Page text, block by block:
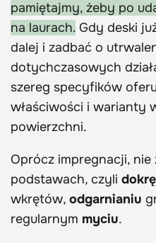
pamiętajmy, żeby po
na laurach. Gdy deski
dalej i zadbać o
dotychczasowych
szereg specyfików
właściwości i warianty
powierzchni.
Oprócz impregnacji, nie
podstawach, czyli
wkrętów, odgarnianiu
regularnym myciu.